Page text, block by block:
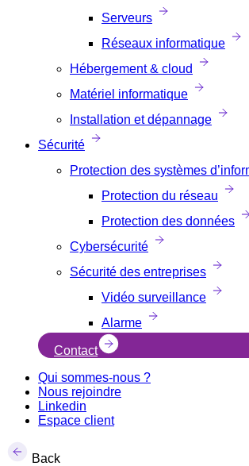
Serveurs
Réseaux informatique
Hébergement & cloud
Matériel informatique
Installation et dépannage
Sécurité
Protection des systèmes
Protection du réseau
Protection des données
Cybersécurité
Sécurité des entreprises
Vidéo surveillance
Alarme
Contact
Qui sommes-nous ?
Nous rejoindre
Linkedin
Espace client
Back